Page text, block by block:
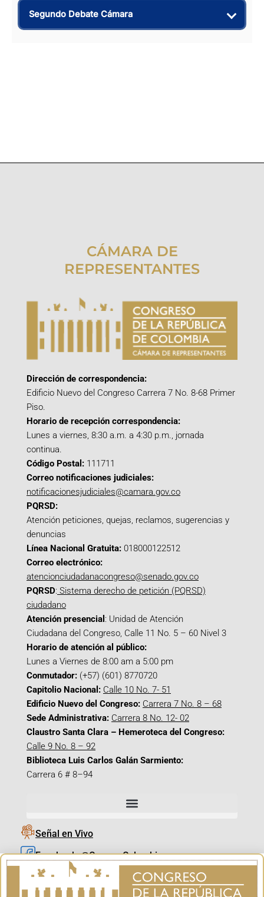
Segundo Debate Cámara
CÁMARA DE
REPRESENTANTES
Dirección de correspondencia:
Edificio Nuevo del Congreso Carrera 7 No. 8-68 Primer
Piso.
Horario de recepción correspondencia:
Lunes a viernes, 8:30 a.m. a 4:30 p.m., jornada
continua.
Código Postal: 111711
Correo notificaciones judiciales:
notificacionesjudiciales@camara.gov.co
PQRSD:
Atención peticiones, quejas, reclamos, sugerencias y
denuncias
Línea Nacional Gratuita: 018000122512
Correo electrónico:
atencionciudadanacongreso@senado.gov.co
PQRSD: Sistema derecho de petición (PQRSD)
ciudadano
Atención presencial : Unidad de Atención
Ciudadana del Congreso, Calle 11 No. 5 – 60 Nivel 3
Horario de atención al público:
Lunes a Viernes de 8:00 am a 5:00 pm
Conmutador: (+57) (601) 8770720
Capitolio Nacional: Calle 10 No. 7- 51
Edificio Nuevo del Congreso: Carrera 7 No. 8 – 68
Sede Administrativa: Carrera 8 No. 12- 02
Claustro Santa Clara – Hemeroteca del Congreso:
Calle 9 No. 8 – 92
Biblioteca Luis Carlos Galán Sarmiento:
Carrera 6 # 8–94
Señal en Vivo
Facebook_@CamaraColombia
Instagram_@CamaraColombia